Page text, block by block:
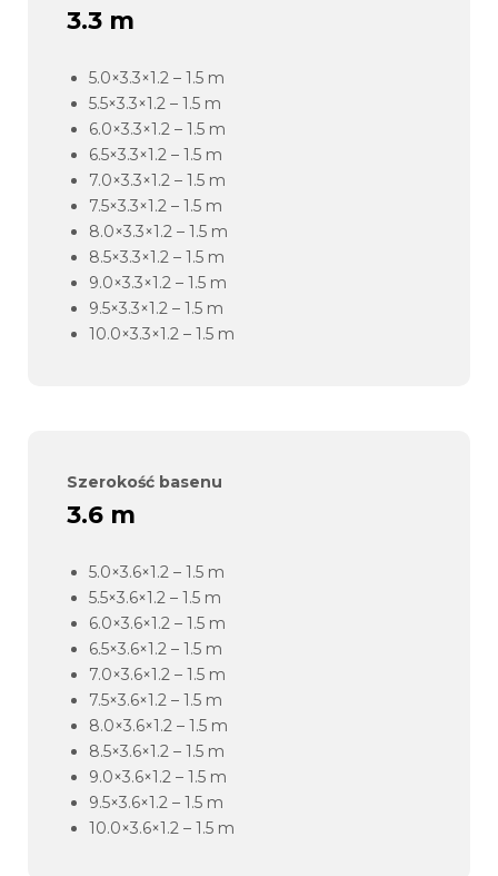
3.3 m
5.0×3.3×1.2 – 1.5 m
5.5×3.3×1.2 – 1.5 m
6.0×3.3×1.2 – 1.5 m
6.5×3.3×1.2 – 1.5 m
7.0×3.3×1.2 – 1.5 m
7.5×3.3×1.2 – 1.5 m
8.0×3.3×1.2 – 1.5 m
8.5×3.3×1.2 – 1.5 m
9.0×3.3×1.2 – 1.5 m
9.5×3.3×1.2 – 1.5 m
10.0×3.3×1.2 – 1.5 m
Szerokość basenu
3.6 m
5.0×3.6×1.2 – 1.5 m
5.5×3.6×1.2 – 1.5 m
6.0×3.6×1.2 – 1.5 m
6.5×3.6×1.2 – 1.5 m
7.0×3.6×1.2 – 1.5 m
7.5×3.6×1.2 – 1.5 m
8.0×3.6×1.2 – 1.5 m
8.5×3.6×1.2 – 1.5 m
9.0×3.6×1.2 – 1.5 m
9.5×3.6×1.2 – 1.5 m
10.0×3.6×1.2 – 1.5 m